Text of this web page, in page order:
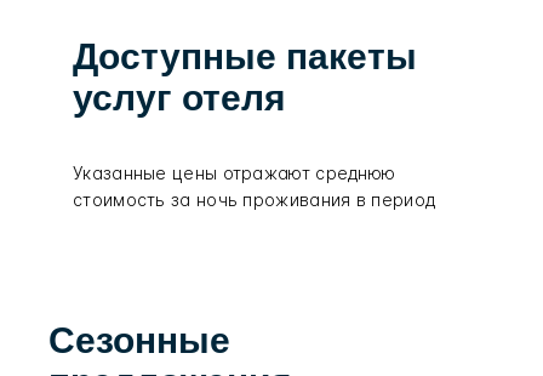
Доступные пакеты
услуг отеля
Указанные цены отражают среднюю
стоимость за ночь проживания в период
Сезонные